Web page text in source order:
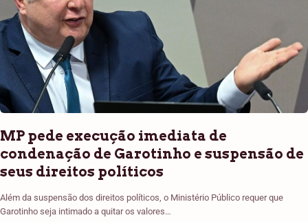
MP pede execução imediata de
condenação de Garotinho e suspensão de
seus direitos políticos
Além da suspensão dos direitos políticos, o Ministério Público requer que
Garotinho seja intimado a quitar os valores…